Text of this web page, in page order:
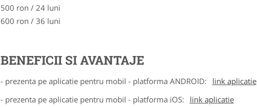
500 ron / 24 luni
600 ron / 36 luni
BENEFICII SI AVANTAJE
- prezenta pe aplicatie pentru mobil - platforma ANDROID:
link aplicatie
- prezenta pe aplicatie pentru mobil - platforma iOS:
link aplicatie